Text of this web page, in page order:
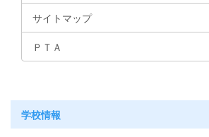
サイトマップ
ＰＴＡ
学校情報